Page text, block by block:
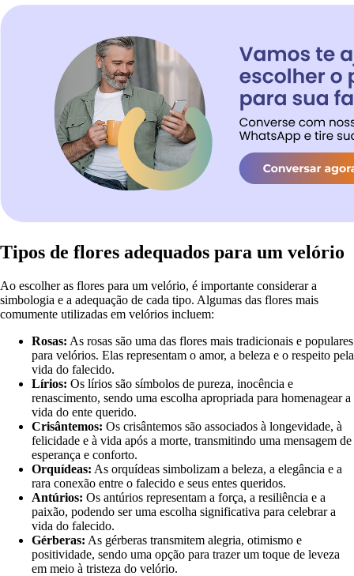
Tipos de flores adequados para um velório
Ao escolher as flores para um velório, é importante considerar a
simbologia e a adequação de cada tipo. Algumas das flores mais
comumente utilizadas em velórios incluem:
Rosas: As rosas são uma das flores mais tradicionais e populares
para velórios. Elas representam o amor, a beleza e o respeito pela
vida do falecido.
Lírios: Os lírios são símbolos de pureza, inocência e
renascimento, sendo uma escolha apropriada para homenagear a
vida do ente querido.
Crisântemos: Os crisântemos são associados à longevidade, à
felicidade e à vida após a morte, transmitindo uma mensagem de
esperança e conforto.
Orquídeas: As orquídeas simbolizam a beleza, a elegância e a
rara conexão entre o falecido e seus entes queridos.
Antúrios: Os antúrios representam a força, a resiliência e a
paixão, podendo ser uma escolha significativa para celebrar a
vida do falecido.
Gérberas: As gérberas transmitem alegria, otimismo e
positividade, sendo uma opção para trazer um toque de leveza
em meio à tristeza do velório.